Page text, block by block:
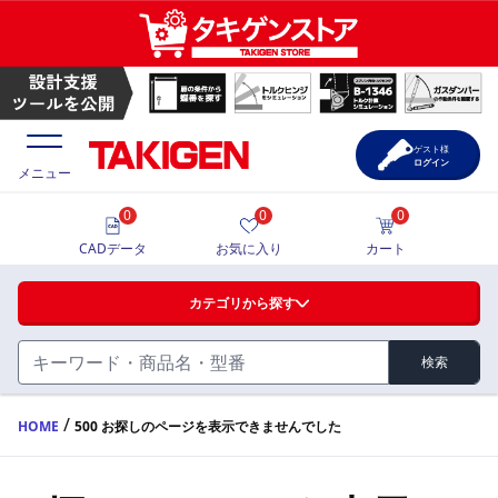
ハンドル・取手・つまみ・周辺機器
FA・A
蝶番・ステー・周辺機器
価格一覧
製品カタログ
メニュー
カテゴリから探す
検索
0
CADデータ
0
お気に入り
0
カート
ゲスト様
ログイン
HOME / 500 お探しのページを表示できませんでした